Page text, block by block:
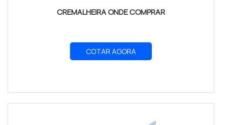
CREMALHEIRA ONDE COMPRAR
COTAR AGORA